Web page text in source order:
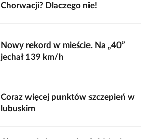
Chorwacji? Dlaczego nie!
Nowy rekord w mieście. Na „40”
jechał 139 km/h
Coraz więcej punktów szczepień w
lubuskim